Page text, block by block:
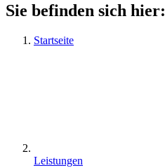
Sie befinden sich hier:
Startseite
Leistungen